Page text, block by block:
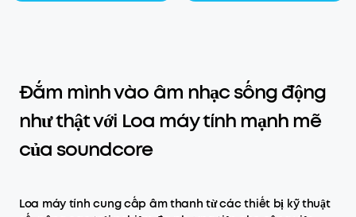
Đắm mình vào âm nhạc sống động
như thật với Loa máy tính mạnh mẽ
của soundcore
Loa máy tính cung cấp âm thanh từ các thiết bị kỹ thuật